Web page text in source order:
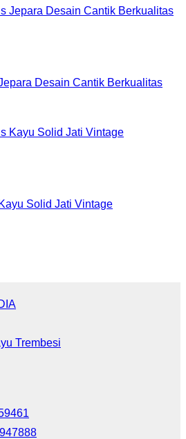
Desain Cantik Berkualitas
Solid Jati Vintage
Trembesi